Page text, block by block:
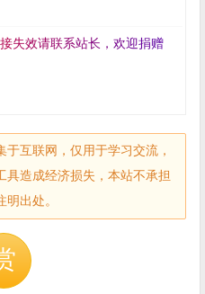
接失效请联 系站长 ，欢迎捐赠
互联网，仅用于学习交流，
具造成经济损失，本站不承担
出处。